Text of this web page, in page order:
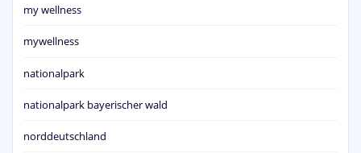
my wellness
mywellness
nationalpark
nationalpark bayerischer wald
norddeutschland